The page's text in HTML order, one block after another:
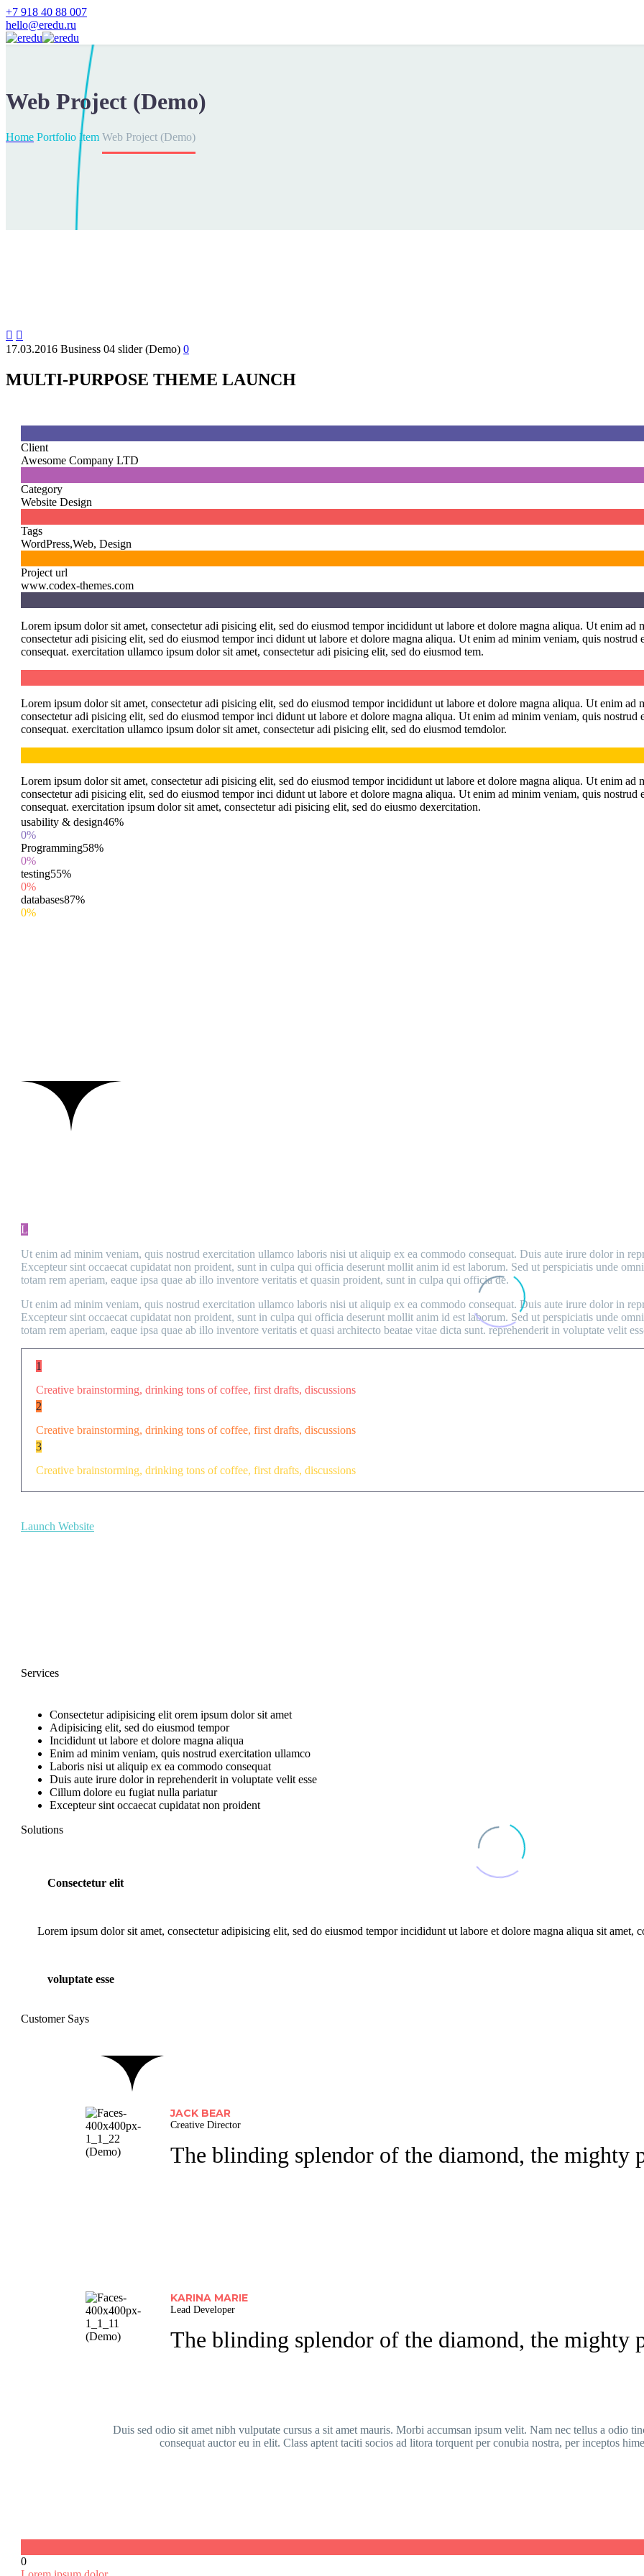
+7 918 40 88 007
hello@eredu.ru
Web Project (Demo)
Home Portfolio Item Web Project (Demo)
 
17.03.2016 Business 04 slider (Demo) 0
MULTI-PURPOSE THEME LAUNCH
Client
Awesome Company LTD
Category
Website Design
Tags
WordPress,Web, Design
Project url
www.codex-themes.com
Lorem ipsum dolor sit amet, consectetur adi pisicing elit, sed do eiusmod tempor incididunt ut labore et dolore magna aliqua. Ut enim
consectetur adi pisicing elit, sed do eiusmod tempor inci didunt ut labore et dolore magna aliqua. Ut enim ad minim veniam, quis
consequat. exercitation ullamco ipsum dolor sit amet, consectetur adi pisicing elit, sed do eiusmod tem.
Lorem ipsum dolor sit amet, consectetur adi pisicing elit, sed do eiusmod tempor incididunt ut labore et dolore magna aliqua. Ut enim
consectetur adi pisicing elit, sed do eiusmod tempor inci didunt ut labore et dolore magna aliqua. Ut enim ad minim veniam, quis
consequat. exercitation ullamco ipsum dolor sit amet, consectetur adi pisicing elit, sed do eiusmod temdolor.
Lorem ipsum dolor sit amet, consectetur adi pisicing elit, sed do eiusmod tempor incididunt ut labore et dolore magna aliqua. Ut enim
consectetur adi pisicing elit, sed do eiusmod tempor inci didunt ut labore et dolore magna aliqua. Ut enim ad minim veniam, quis
consequat. exercitation ipsum dolor sit amet, consectetur adi pisicing elit, sed do eiusmo dexercitation.
usability & design46%
0%
Programming58%
0%
testing55%
0%
databases87%
0%
L
Ut enim ad minim veniam, quis nostrud exercitation ullamco laboris nisi ut aliquip ex ea commodo consequat. Duis aute irure dolor in
Excepteur sint occaecat cupidatat non proident, sunt in culpa qui officia deserunt mollit anim id est laborum. Sed ut perspiciatis unde
totam rem aperiam, eaque ipsa quae ab illo inventore veritatis et quasin proident, sunt in culpa qui officia de.
Ut enim ad minim veniam, quis nostrud exercitation ullamco laboris nisi ut aliquip ex ea commodo consequat. Duis aute irure dolor in
Excepteur sint occaecat cupidatat non proident, sunt in culpa qui officia deserunt mollit anim id est laborum. Sed ut perspiciatis unde
totam rem aperiam, eaque ipsa quae ab illo inventore veritatis et quasi architecto beatae vitae dicta sunt. reprehenderit in voluptate velit
1
Creative brainstorming, drinking tons of coffee, first drafts, discussions
2
Creative brainstorming, drinking tons of coffee, first drafts, discussions
3
Creative brainstorming, drinking tons of coffee, first drafts, discussions
Launch Website
Services
Consectetur adipisicing elit orem ipsum dolor sit amet
Adipisicing elit, sed do eiusmod tempor
Incididunt ut labore et dolore magna aliqua
Enim ad minim veniam, quis nostrud exercitation ullamco
Laboris nisi ut aliquip ex ea commodo consequat
Duis aute irure dolor in reprehenderit in voluptate velit esse
Cillum dolore eu fugiat nulla pariatur
Excepteur sint occaecat cupidatat non proident
Solutions
Consectetur elit
Lorem ipsum dolor sit amet, consectetur adipisicing elit, sed do eiusmod tempor incididunt ut labore et dolore magna aliqua sit amet,
voluptate esse
Customer Says
JACK BEAR
Creative Director
The blinding splendor of the diamond, the mighty
KARINA MARIE
Lead Developer
The blinding splendor of the diamond, the mighty
Duis sed odio sit amet nibh vulputate cursus a sit amet mauris. Morbi accumsan ipsum velit. Nam nec tellus a odio
consequat auctor eu in elit. Class aptent taciti socios ad litora torquent per conubia nostra, per inceptos
0